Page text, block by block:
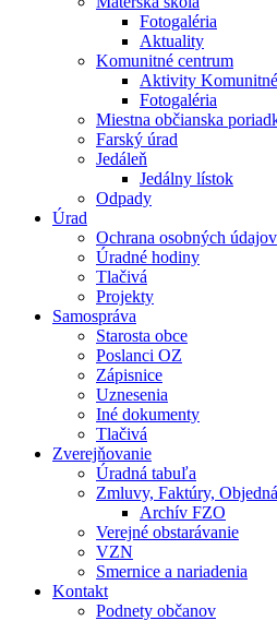
Fotogaléria
Aktuality
Komunitné centrum
Aktivity
Fotogaléria
Miestna občianska
Farský úrad
Jedáleň
Jedálny lístok
Odpady
Úrad
Ochrana osobných údajov
Úradné hodiny
Tlačivá
Projekty
Samospráva
Starosta obce
Poslanci OZ
Zápisnice
Uznesenia
Iné dokumenty
Tlačivá
Zverejňovanie
Úradná tabuľa
Zmluvy, Faktúry,
Archív FZO
Verejné obstarávanie
VZN
Smernice a nariadenia
Kontakt
Podnety občanov